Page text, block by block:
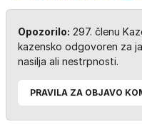
Opozorilo: 297. členu
kazensko odgovoren za
nasilja ali nestrpnosti.
PRAVILA ZA OBJAVO